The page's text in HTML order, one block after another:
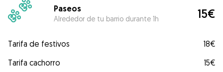
Paseos
Alrededor de tu barrio durante 1h 15€
Tarifa de festivos
18€
Tarifa cachorro
15€